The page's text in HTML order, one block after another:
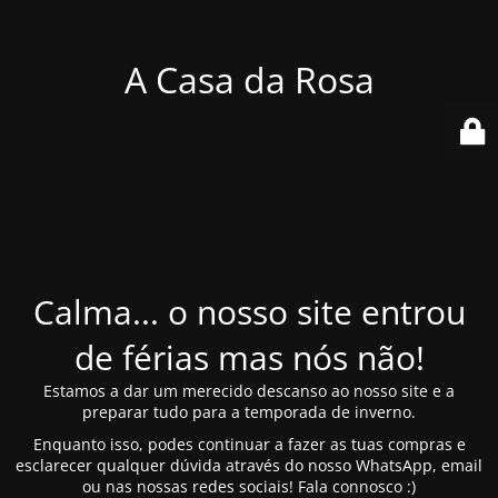
A Casa da Rosa
Calma... o nosso site entrou
de férias mas nós não!
Estamos a dar um merecido descanso ao nosso site e a
preparar tudo para a temporada de inverno.
Enquanto isso, podes continuar a fazer as tuas compras e
esclarecer qualquer dúvida através do nosso WhatsApp, email
ou nas nossas redes sociais! Fala connosco :)